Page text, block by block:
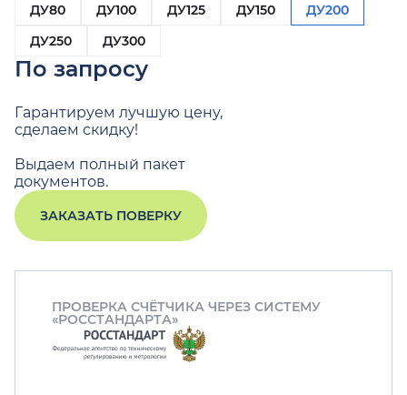
ДУ80
ДУ100 ДУ125 ДУ150
ДУ200
ДУ250
ДУ300
По запросу
Гарантируем лучшую цену,
сделаем скидку!
Выдаем полный пакет
документов.
ЗАКАЗАТЬ ПОВЕРКУ
ПРОВЕРКА СЧЁТЧИКА ЧЕРЕЗ СИСТЕМУ
«РОССТАНДАРТА»